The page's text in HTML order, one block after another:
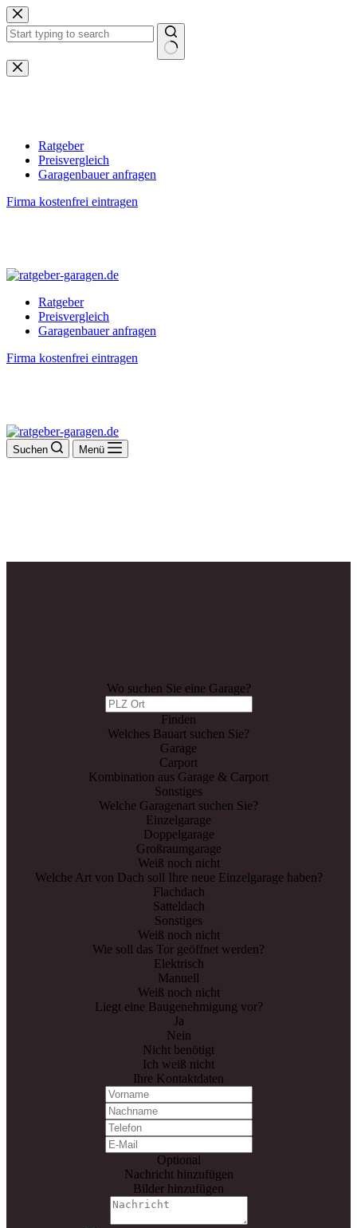
Zum
Inhalt
springen
Keine
Ergebnisse
Ratgeber
Preisvergleich
Garagenbauer anfragen
Firma kostenfrei eintragen
Ratgeber
Preisvergleich
Garagenbauer anfragen
Firma kostenfrei eintragen
Suchen Menü
Wo suchen Sie eine Garage?
Finden
Welches Bauart suchen Sie?
Garage
Carport
Kombination aus Garage & Carport
Sonstiges
Welche Garagenart suchen Sie?
Einzelgarage
Doppelgarage
Großraumgarage
Weiß noch nicht
Welche Art von Dach soll Ihre neue Einzelgarage haben?
Flachdach
Satteldach
Sonstiges
Weiß noch nicht
Wie soll das Tor geöffnet werden?
Elektrisch
Manuell
Weiß noch nicht
Liegt eine Baugenehmigung vor?
Ja
Nein
Nicht benötigt
Ich weiß nicht
Ihre Kontaktdaten
Optional
Nachricht hinzufügen
Bilder hinzufügen